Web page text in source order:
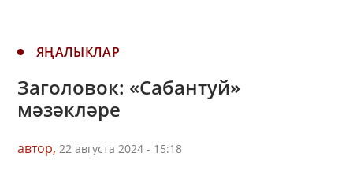
ЯҢАЛЫКЛАР
Заголовок: «Сабантуй»
мәзәкләре
автор, 22 августа 2024 - 15:18